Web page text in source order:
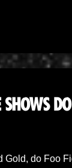
Gold, do Foo